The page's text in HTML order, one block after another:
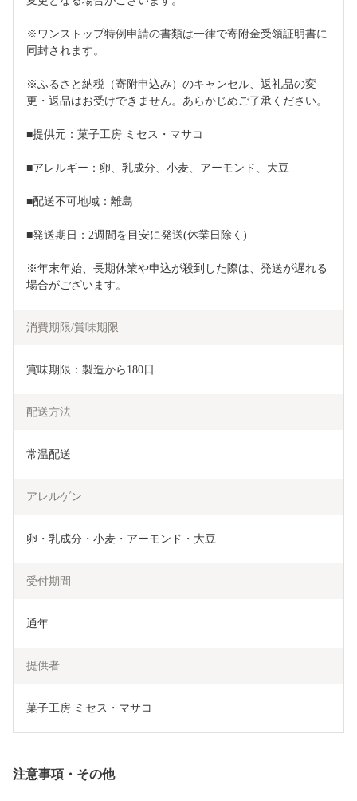
※ワンストップ特例申請の書類は一律で寄附金受領証明書に
同封されます。
※ふるさと納税（寄附申込み）のキャンセル、返礼品の変
更・返品はお受けできません。あらかじめご了承ください。
■提供元：菓子工房 ミセス・マサコ
■アレルギー：卵、乳成分、小麦、アーモンド、大豆
■配送不可地域：離島
■発送期日：2週間を目安に発送(休業日除く)
※年末年始、長期休業や申込が殺到した際は、発送が遅れる
場合がございます。
消費期限/賞味期限
賞味期限：製造から180日
配送方法
常温配送
アレルゲン
卵・乳成分・小麦・アーモンド・大豆
受付期間
通年
提供者
菓子工房 ミセス・マサコ
注意事項・その他